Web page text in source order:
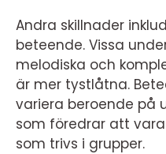
Andra skillnader
beteende. Vissa
melodiska och
är mer tystlåtna.
variera beroende på
som föredrar att
som trivs i grupper.